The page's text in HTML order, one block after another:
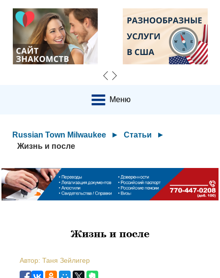
Меню
Russian Town Milwaukee ► Статьи
►
Жизнь и после
Жизнь и после
Автор: Таня Зейлигер